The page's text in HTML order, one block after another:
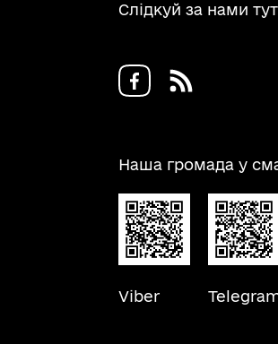
Слідкуй за нами
Наша громада у
Viber